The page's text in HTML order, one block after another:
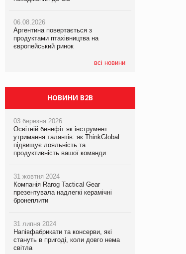
06.08.2026
Аргентина повертається з
продуктами птахівництва на
європейський ринок
всі новини
05.08.2026
Смачне поповнення дитячого меню:
у VARUS з’явилися новинки від ТМ
ТОКЕРИ
хлібобулочні вироби на
PrivateLabel&FMCG Master 2026
06.08.2026
Аргентина повертається з
продуктами птахівництва на
європейський ринок
НОВИНИ B2B
03 березня 2026
Освітній бенефіт як інструмент
утримання талантів: як ThinkGlobal
підвищує лояльність та
продуктивність вашої команди
31 жовтня 2024
Компанія Rarog Tactical Gear
презентувала надлегкі керамічні
бронеплити
31 липня 2024
Напівфабрикати та консерви, які
стануть в пригоді, коли довго нема
світла